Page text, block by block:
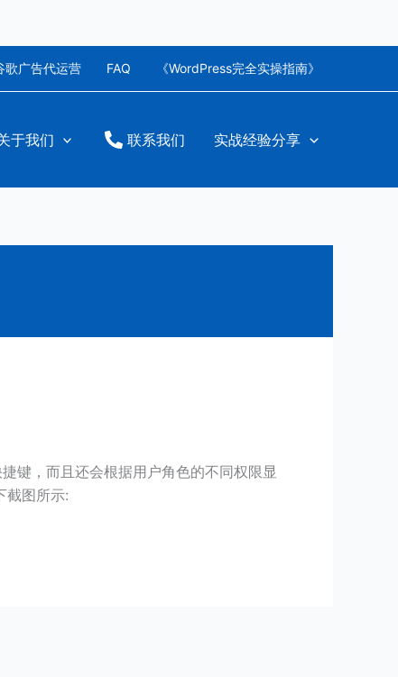
歌广告代运营 FAQ 《WordPress完全实操指南》
于我们 联系我们 实战经验分享
键，而且还会根据用户角色的不同权限显
截图所示: